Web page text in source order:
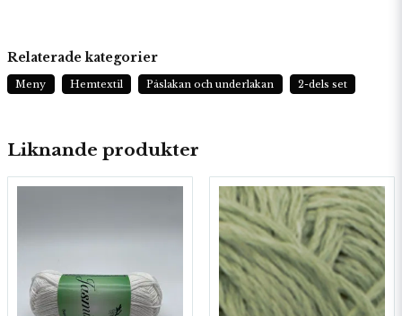
Liknande produkter
Relaterade kategorier
Meny Hemtextil Påslakan och underlakan 2-dels set